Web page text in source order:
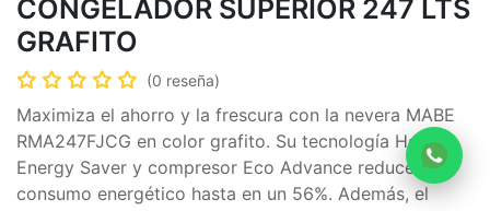
CONGELADOR SUPERIOR 247 LTS
GRAFITO
(0 reseña)
Maximiza el ahorro y la frescura con la nevera MABE
RMA247FJCG en color grafito. Su tecnología Home
Energy Saver y compresor Eco Advance reducen tu
consumo energético hasta en un 56%. Además, el